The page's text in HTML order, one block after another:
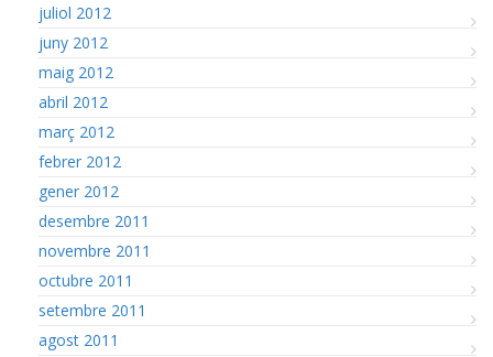
juliol 2012
juny 2012
maig 2012
abril 2012
març 2012
febrer 2012
gener 2012
desembre 2011
novembre 2011
octubre 2011
setembre 2011
agost 2011